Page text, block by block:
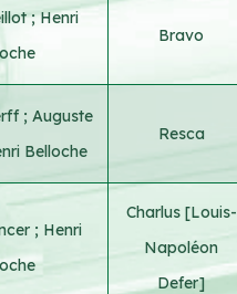
;Henri
Bravo
; Auguste
Belloche
Resca
; Henri
Charlus [Louis-
Napoléon
Defer]